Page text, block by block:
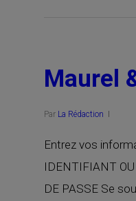
Maurel
Par La Rédaction
Entrez vos
IDENTIFIANT
DE PASSE Se